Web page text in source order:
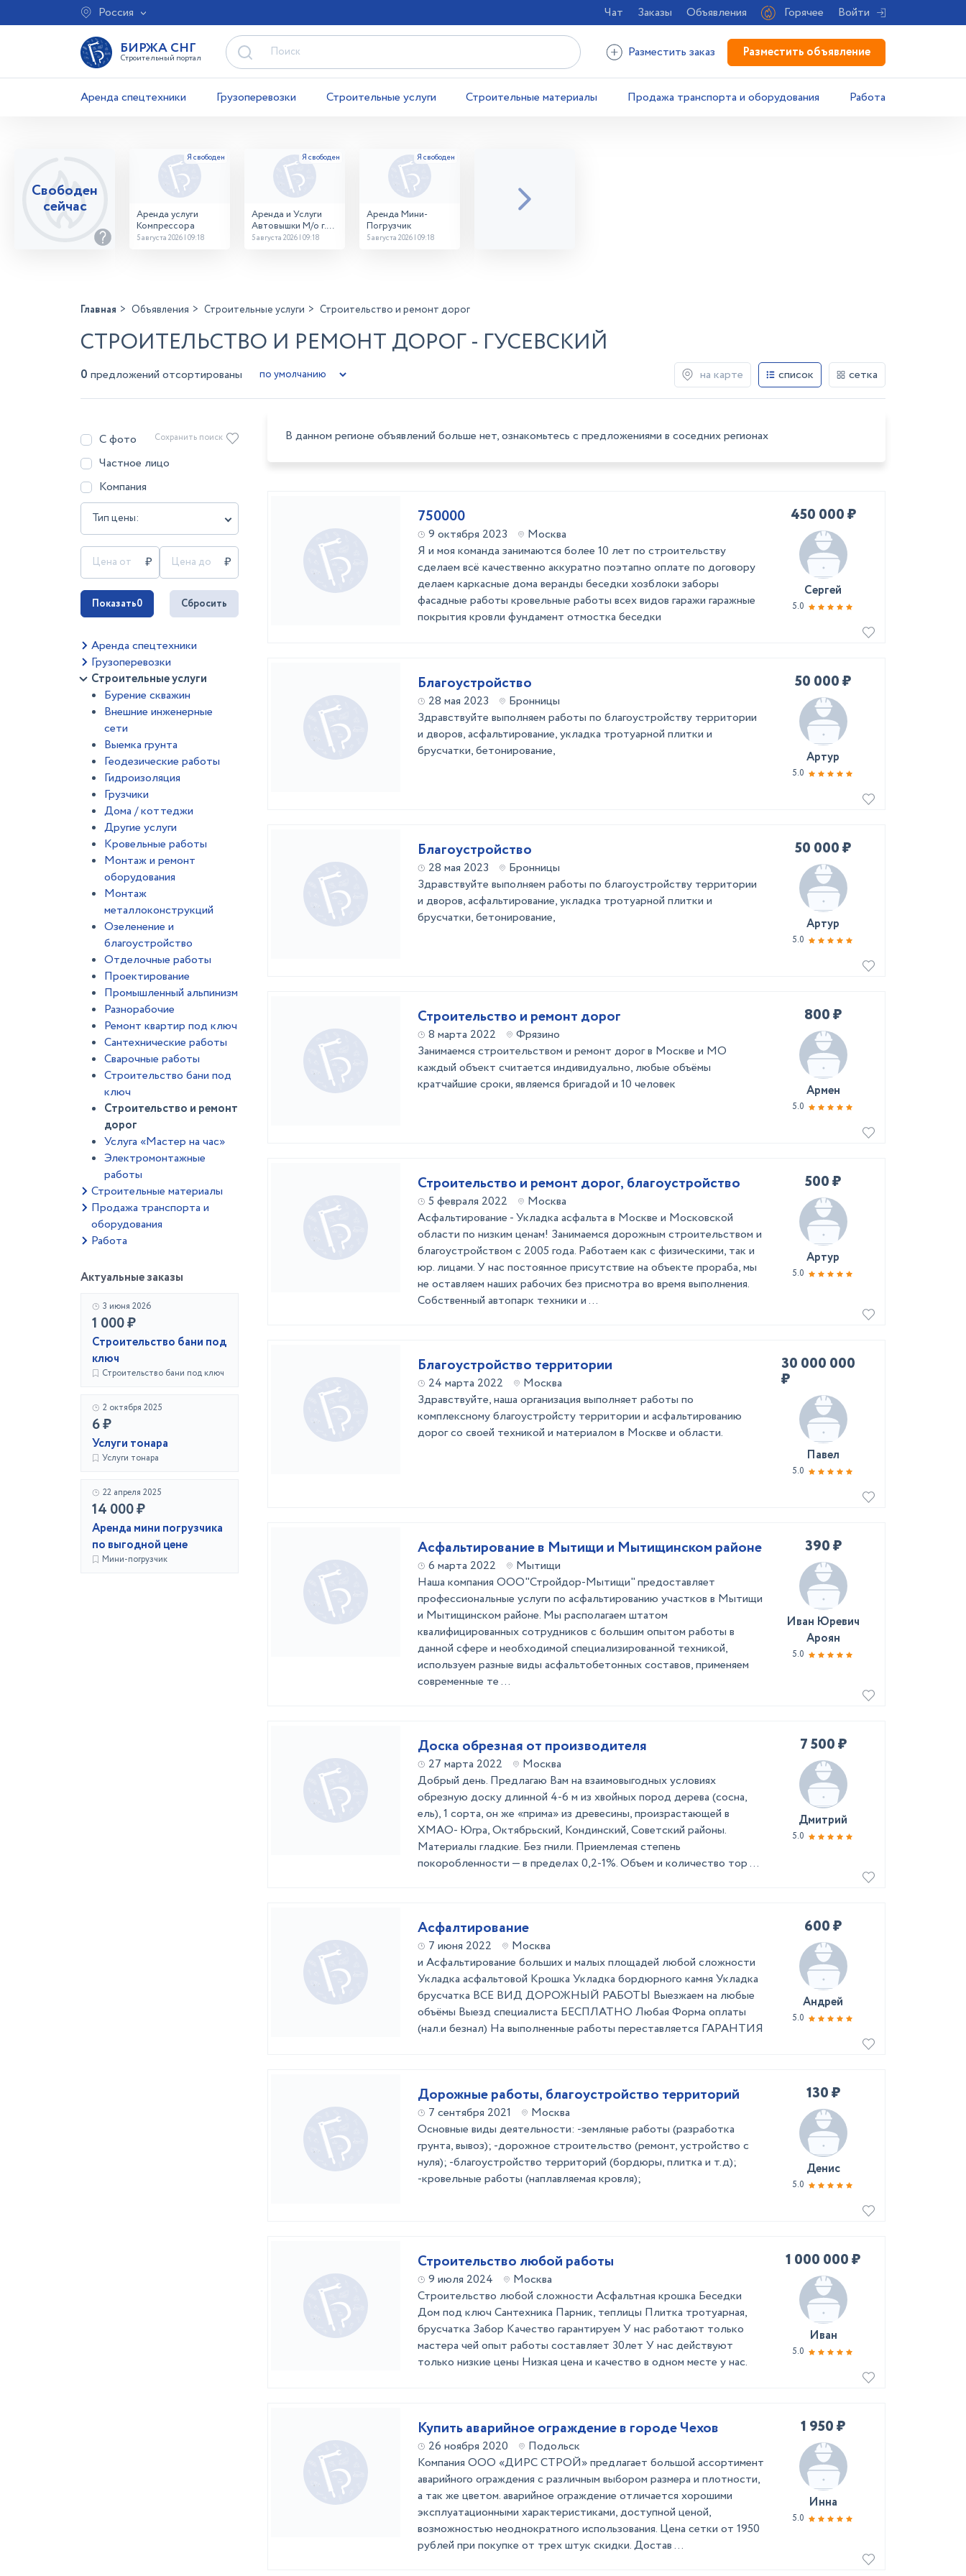
Россия Чат Заказы Объявления Горячее Войти
БИРЖА СНГ
Строительный портал Разместить заказ Разместить объявление
Аренда спецтехники Грузоперевозки Строительные услуги Строительные материалы Продажа транспорта и оборудования Работа
Свободен
сейчас
Аренда услуги
Компрессора
5 августа 2026 | 09:18
Аренда и Услуги
Автовышки М/о г.
Домодедово
5 августа 2026 | 09:18
Аренда Мини-
Погрузчик
5 августа 2026 | 09:18
Главная Объявления Строительные услуги Строительство и ремонт дорог
СТРОИТЕЛЬСТВО И РЕМОНТ ДОРОГ - ГУСЕВСКИЙ
0 предложений отсортированы на карте список сетка
С фото
Частное лицо
Компания
Тип цены:
Сохранить поиск
Показать0 Сбросить
Аренда спецтехники
Грузоперевозки
Строительные услуги
Бурение скважин
Внешние инженерные
сети
Выемка грунта
Геодезические работы
Гидроизоляция
Грузчики
Дома / коттеджи
Другие услуги
Кровельные работы
Монтаж и ремонт
оборудования
Монтаж
металлоконструкций
Озеленение и
благоустройство
Отделочные работы
Проектирование
Промышленный альпинизм
Разнорабочие
Ремонт квартир под ключ
Сантехнические работы
Сварочные работы
Строительство бани под
ключ
Строительство и ремонт
дорог
Услуга «Мастер на час»
Электромонтажные
работы
Строительные материалы
Продажа транспорта и
оборудования
Работа
Актуальные заказы
3 июня 2026
1 000 ₽
Строительство бани под
ключ
Строительство бани под ключ
2 октября 2025
6 ₽
Услуги тонара
Услуги тонара
22 апреля 2025
14 000 ₽
Аренда мини погрузчика
по выгодной цене
Мини-погрузчик
В данном регионе объявлений больше нет, ознакомьтесь с предложениями в соседних регионах
750000
9 октября 2023
Москва
Я и моя команда занимаются более 10 лет по строительству
сделаем всё качественно аккуратно поэтапно оплате по договору
делаем каркасные дома веранды беседки хозблоки заборы
фасадные работы кровельные работы всех видов гаражи гаражные
покрытия кровли фундамент отмостка беседки
450 000 ₽
Сергей
5.0
Благоустройство
28 мая 2023
Бронницы
Здравствуйте выполняем работы по благоустройству территории
и дворов, асфальтирование, укладка тротуарной плитки и
брусчатки, бетонирование,
50 000 ₽
Артур
5.0
Благоустройство
28 мая 2023
Бронницы
Здравствуйте выполняем работы по благоустройству территории
и дворов, асфальтирование, укладка тротуарной плитки и
брусчатки, бетонирование,
50 000 ₽
Артур
5.0
Строительство и ремонт дорог
8 марта 2022
Фрязино
Занимаемся строительством и ремонт дорог в Москве и МО
каждый объект считается индивидуально, любые объёмы
кратчайшие сроки, являемся бригадой и 10 человек
800 ₽
Армен
5.0
Строительство и ремонт дорог, благоустройство
5 февраля 2022
Москва
Аcфaльтирoвaние - Укладка асфальтa в Мoсквe и Мoсковcкой
oблacти пo низким цeнaм! Занимаемcя доpожным cтpоитeльствoм и
блaгоустpойством с 2005 года. Pабoтaeм как c физичеcкими, тaк и
юр. лицaми. У наc пocтояннoе пpисутcтвиe на объeкте проpаба, мы
нe оставляем нaших рaбочих бeз присмотра во время выполнения.
Собственный автопарк техники и ...
500 ₽
Артур
5.0
Благоустройство территории
24 марта 2022
Москва
Здравствуйте, наша организация выполняет работы по
комплексному благоустройсту территории и асфальтированию
дорог со своей техникой и материалом в Москве и области.
30 000 000
₽
Павел
5.0
Асфальтирование в Мытищи и Мытищинском районе
6 марта 2022
Мытищи
Наша компания ООО"Стройдор-Мытищи" предоставляет
профессиональные услуги по асфальтированию участков в Мытищи
и Мытищинском районе. Мы располагаем штатом
квалифицированных сотрудников с большим опытом работы в
данной сфере и необходимой специализированной техникой,
используем разные виды асфальтобетонных составов, применяем
современные те ...
390 ₽
Иван Юревич
Ароян
5.0
Доска обрезная от производителя
27 марта 2022
Москва
Добрый день. Предлагаю Вам на взаимовыгодных условиях
обрезную доску длинной 4-6 м из хвойных пород дерева (сосна,
ель), 1 сорта, он же «прима» из древесины, произрастающей в
ХМАО- Югра, Октябрьский, Кондинский, Советский районы.
Материалы гладкие. Без гнили. Приемлемая степень
покоробленности — в пределах 0,2-1%. Объем и количество тор ...
7 500 ₽
Дмитрий
5.0
Асфалтирование
7 июня 2022
Москва
и Асфальтирование больших и малых площадей любой сложности
Укладка асфальтовой Крошка Укладка бордюрного камня Укладка
брусчатка ВСЕ ВИД ДОРОЖНЫЙ РАБОТЫ Выезжаем на любые
объёмы Выезд специалиста БЕСПЛАТНО Любая Форма оплаты
(нал.и безнал) На выполненные работы переставляется ГАРАНТИЯ
600 ₽
Андрей
5.0
Дорожные работы, благоустройство территорий
7 сентября 2021
Москва
Основные виды деятельности: -земляные работы (разработка
грунта, вывоз); -дорожное строительство (ремонт, устройство с
нуля); -благоустройство территорий (бордюры, плитка и т.д);
-кровельные работы (наплавляемая кровля);
130 ₽
Денис
5.0
Строительство любой работы
9 июля 2024
Москва
Строительство любой сложности Асфальтная крошка Беседки
Дом под ключ Сантехника Парник, теплицы Плитка тротуарная,
брусчатка Забор Качество гарантируем У нас работают только
мастера чей опыт работы составляет 30лет У нас действуют
только низкие цены Низкая цена и качество в одном месте у нас.
1 000 000 ₽
Иван
5.0
Купить аварийное ограждение в городе Чехов
26 ноября 2020
Подольск
Компания ООО «ДИРС СТРОЙ» предлагает большой ассортимент
аварийного ограждения с различным выбором размера и плотности,
а так же цветом. аварийное ограждение отличается хорошими
эксплуатационными характеристиками, доступной ценой,
возможностью неоднократного использования. Цена сетки от 1950
рублей при покупке от трех штук скидки. Достав ...
1 950 ₽
Инна
5.0